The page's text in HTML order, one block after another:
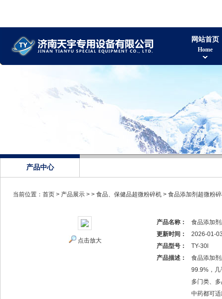
网站首页
Home
产品中心
当前位置： 首页 > 产品展示 > > 食品、保健品超微粉碎机 > 食品添加剂超微粉
点击放大
产品名称：
食品添加
更新时间：
2026-01-
产品型号：
TY-30l
产品描述：
食品添加
99.9%，几
多门类、
中药都可